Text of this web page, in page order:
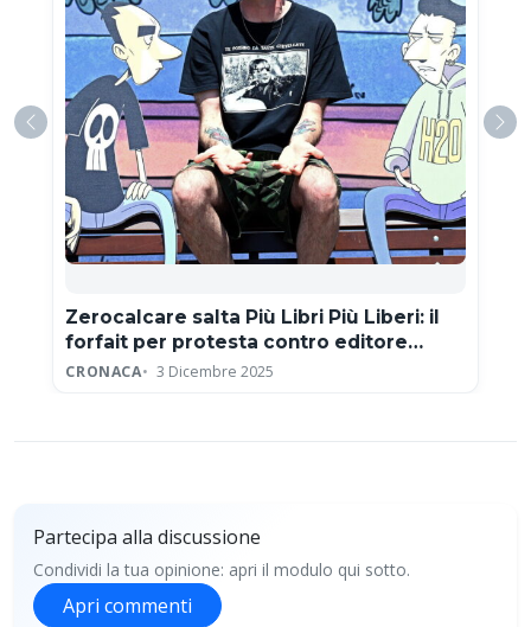
Zerocalcare salta Più Libri Più Liberi: il
forfait per protesta contro editore
neofascista
CRONACA 3 Dicembre 2025
Partecipa alla discussione
Condividi la tua opinione: apri il modulo qui sotto.
Apri commenti